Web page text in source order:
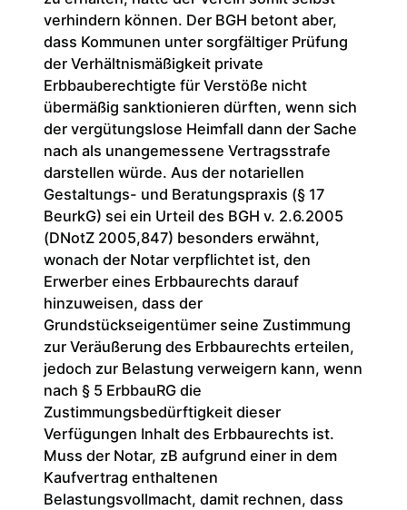
verhindern können. Der BGH betont aber,
dass Kommunen unter sorgfältiger Prüfung
der Verhältnismäßigkeit private
Erbbauberechtigte für Verstöße nicht
übermäßig sanktionieren dürften, wenn sich
der vergütungslose Heimfall dann der Sache
nach als unangemessene Vertragsstrafe
darstellen würde. Aus der notariellen
Gestaltungs- und Beratungspraxis (§ 17
BeurkG) sei ein Urteil des BGH v. 2.6.2005
(DNotZ 2005,847) besonders erwähnt,
wonach der Notar verpflichtet ist, den
Erwerber eines Erbbaurechts darauf
hinzuweisen, dass der
Grundstückseigentümer seine Zustimmung
zur Veräußerung des Erbbaurechts erteilen,
jedoch zur Belastung verweigern kann, wenn
nach § 5 ErbbauRG die
Zustimmungsbedürftigkeit dieser
Verfügungen Inhalt des Erbbaurechts ist.
Muss der Notar, zB aufgrund einer in dem
Kaufvertrag enthaltenen
Belastungsvollmacht, damit rechnen, dass